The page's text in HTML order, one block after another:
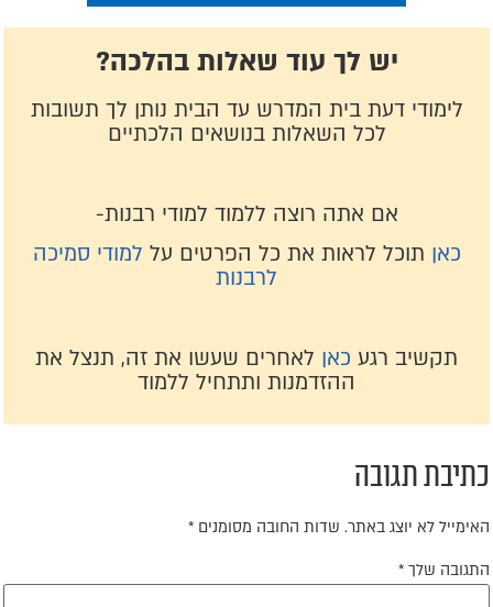
יש לך עוד שאלות בהלכה?
לימודי דעת בית המדרש עד הבית נותן לך תשובות
לכל השאלות בנושאים הלכתיים
אם אתה רוצה ללמוד למודי רבנות-
כאןתוכל לראות את כל הפרטים על למודי סמיכה
לרבנות
תקשיב רגע כאןלאחרים שעשו את זה, תנצל את
ההזדמנות ותתחיל ללמוד
תגובה
לא יוצג באתר. שדות החובה מסומנים
שלך*